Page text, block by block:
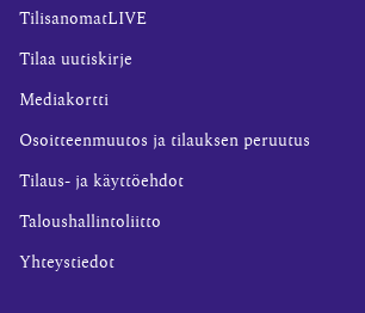
TilisanomatLIVE
Tilaa uutiskirje
Mediakortti
Osoitteenmuutos ja tilauksen peruutus
Tilaus- ja käyttöehdot
Taloushallintoliitto
Yhteystiedot